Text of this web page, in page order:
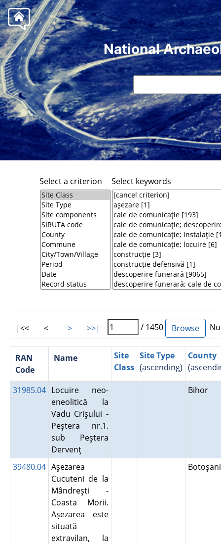
National
Select a criterion Select keywords
|<< < > >>| / 1450
RAN
Code
Name
Site
Class
Site Type
(ascending)
County
31985.04 Locuire neo-
eneolitică la
Vadu Crişului -
Peştera nr.1.
sub Peştera
Dervenţ
Bihor
39480.04 Aşezarea
Cucuteni de la
Mândreşti -
Coasta Morii.
Aşezarea este
situată
extravilan, la